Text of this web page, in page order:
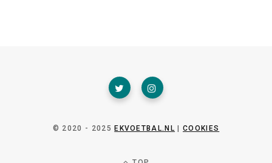
© 2020 - 2025EKVOETBAL.NL |COOKIES